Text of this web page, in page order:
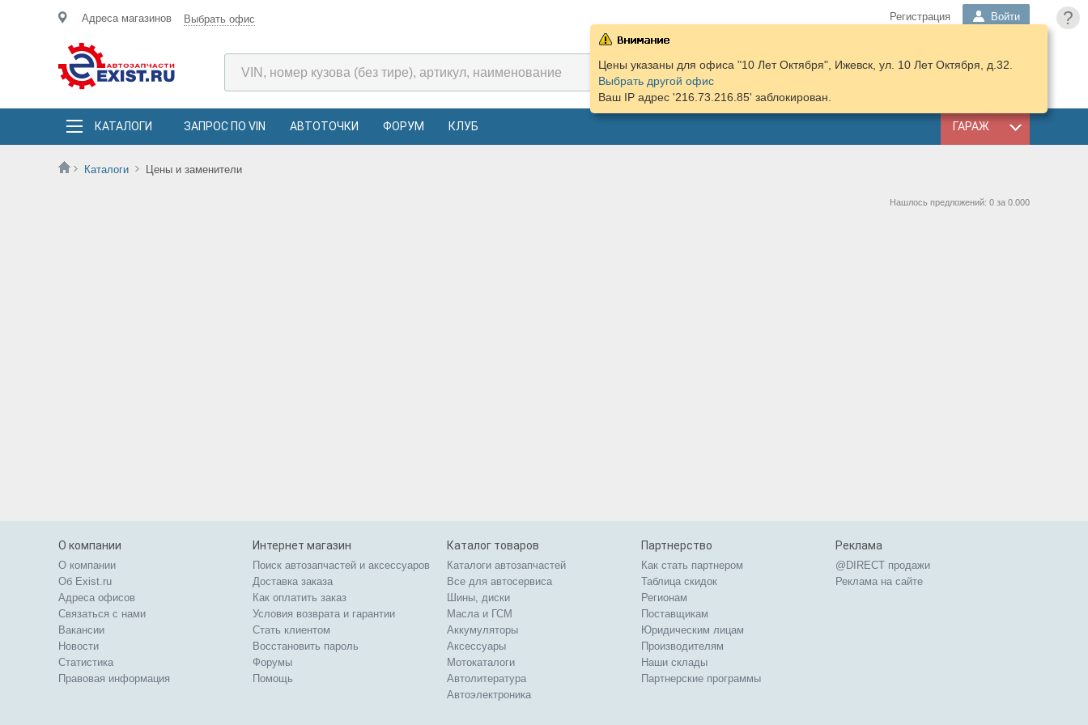
?
Адреса магазинов Выбрать офис Регистрация Войти
КОРЗИНА
ПОДОБРАТЬ
КАТАЛОГИ ЗАПРОС ПО VIN АВТОТОЧКИ ФОРУМ КЛУБ ГАРАЖ
Каталоги Цены и заменители
Цены указаны для офиса "10 Лет Октября", Ижевск, ул. 10 Лет Октября, д.32.
Выбрать другой офис
Ваш IP адрес '216.73.216.85' заблокирован.
Нашлось предложений: 0 за 0.000
О компании
О компании
Об Exist.ru
Адреса офисов
Связаться с нами
Вакансии
Новости
Статистика
Правовая информация
Интернет магазин
Поиск автозапчастей и аксессуаров
Доставка заказа
Как оплатить заказ
Условия возврата и гарантии
Стать клиентом
Восстановить пароль
Форумы
Помощь
Каталог товаров
Каталоги автозапчастей
Все для автосервиса
Шины, диски
Масла и ГСМ
Аккумуляторы
Аксессуары
Мотокаталоги
Автолитература
Автоэлектроника
Партнерство
Как стать партнером
Таблица скидок
Регионам
Поставщикам
Юридическим лицам
Производителям
Наши склады
Партнерские программы
Реклама
@DIRECT продажи
Реклама на сайте